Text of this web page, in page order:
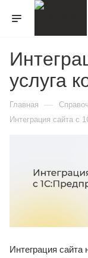
услуга
Главная —
Интеграция сайта с
Интеграция